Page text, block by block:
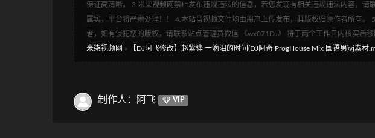
保证高清晰。 3.米柒视频网禁止发布违规违法的信息，若您发现有相关违规违法内容，请
属实，平台将严肃处理！！ 4.本站音视频文件均由用户上传发布，其版权归原作者所有。
者，如有侵犯您的版权，请联系站点管理员微信 《wx071DJ》 将于两个工作日内核实后移
米柒视频网 » 【DJ阿飞修改】赵紫骅 一滴泪的时间(DJ阿奇 ProgHouse Mix 国语男)vj素材
制作人：阿飞 VIP